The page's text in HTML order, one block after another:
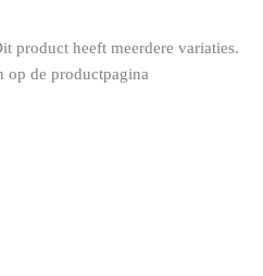
product heeft meerdere variaties.
op de productpagina